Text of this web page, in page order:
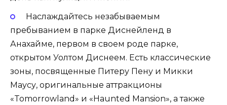
Наслаждайтесь незабываемым
пребыванием в парке Диснейленд в
Анахайме, первом в своем роде парке,
открытом Уолтом Диснеем. Есть классические
зоны, посвященные Питеру Пену и Микки
Маусу, оригинальные аттракционы
«Tomorrowland» и «Haunted Mansion», а также